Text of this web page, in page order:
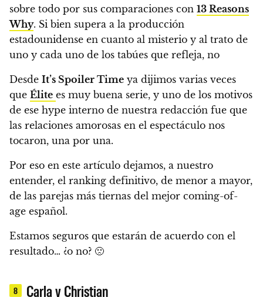
sobre todo por sus comparaciones con 13 Reasons
Why. Si bien supera a la producción
estadounidense en cuanto al misterio y al trato de
uno y cada uno de los tabúes que refleja, no
Desde It’s Spoiler Time ya dijimos varias veces
que Élite es muy buena serie, y uno de los motivos
de ese hype interno de nuestra redacción fue que
las relaciones amorosas en el espectáculo nos
tocaron, una por una.
Por eso en este artículo dejamos, a nuestro
entender, el ranking definitivo, de menor a mayor,
de las parejas más tiernas del mejor coming-of-
age español.
Estamos seguros que estarán de acuerdo con el
resultado… ¿o no? 🙁
8 Carla y Christian